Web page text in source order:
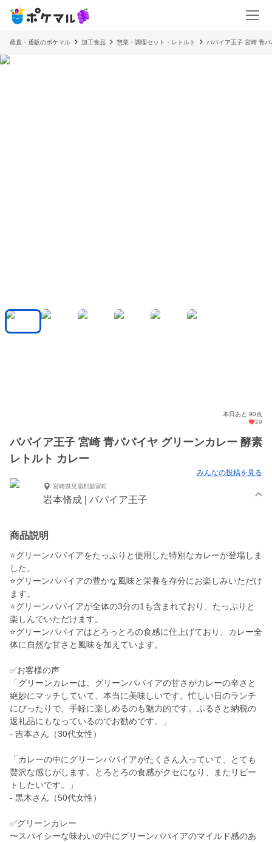
産直・通販のポケマル 加工食品 惣菜・調理セット・レトルト パパイア王子 宮崎 青
本日あと 90点
29
パパイア王子 宮崎 青パパイヤ グリーンカレー 酵素
レトルト カレー
みんなの投稿を見る
宮崎県児湯郡新富町
岩本脩成 | パパイア王子
商品説明
⭐️グリーンパパイアをたっぷりと使用した特別なカレーが登場しま
した。
⭐️グリーンパパイアの豊かな風味と栄養を存分にお楽しみいただけ
ます。
⭐️グリーンパパイアが全体の3分の1も含まれており、たっぷりと
楽しんでいただけます。
⭐️グリーンパパイアはとろっとろの食感に仕上げており、カレー全
体に自然な甘さと風味を加えています。
✅お客様の声
「グリーンカレーは、グリーンパパイアの甘さがカレーの辛さと
絶妙にマッチしていて、本当に美味しいです。忙しい日のランチ
にぴったりで、手軽に楽しめるのも魅力的です。ふるさと納税の
返礼品にもなっているのでお勧めです。」
- 吉本さん（30代女性）
「カレーの中にグリーンパパイアがたくさん入っていて、とても
贅沢な感じがします。とろとろの食感がクセになり、またリピー
トしたいです。」
- 黒木さん（50代女性）
✅グリーンカレー
〜スパイシーな味わいの中にグリーンパパイアのマイルド感のあ